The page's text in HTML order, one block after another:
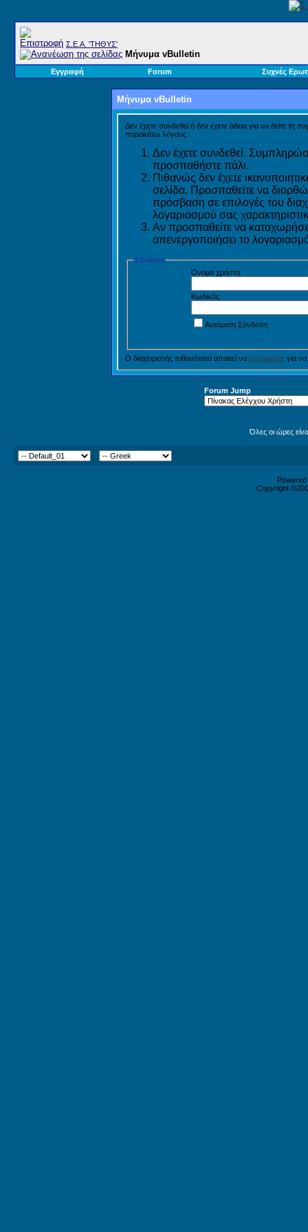
Σ.E.A. 'ΤΗΘΥΣ'
Μήνυμα vBulletin
Εγγραφή Forum Συχνές
Μήνυμα vBulletin
Δεν έχετε συνδεθεί ή δεν έχετε άδεια για να δείτε τη
παρακάτω λόγους :
Δεν έχετε συνδεθεί.
προσπαθήστε πάλι.
Πιθανώς δεν έχετε
σελίδα. Προσπαθείτε να
πρόσβαση σε επιλογές του
λογαριασμού σας
Αν προσπαθείτε να
απενεργοποιήσει το
Σύνδεση
Όνομα χρήστη:
Κωδικός:
Αυτόματη Σύνδεση
Ο διαχειριστής πιθανότατα απαιτεί να εγγραφείτε για
Forum Jump
Όλες οι ώρες
Copyright